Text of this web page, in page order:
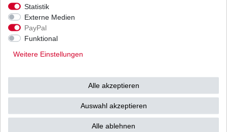
Anzahl, Farbe, Formen und Grösse
YAMAHA
XV250 H / N / S Virago
Typ: 3LS / 3LW / VG012
Statistik
Externe Medien
PayPal
Funktional
Weitere Einstellungen
Alle akzeptieren
Auswahl akzeptieren
Alle ablehnen